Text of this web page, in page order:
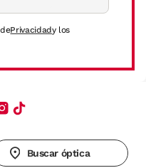
Privacidady los
Buscar óptica